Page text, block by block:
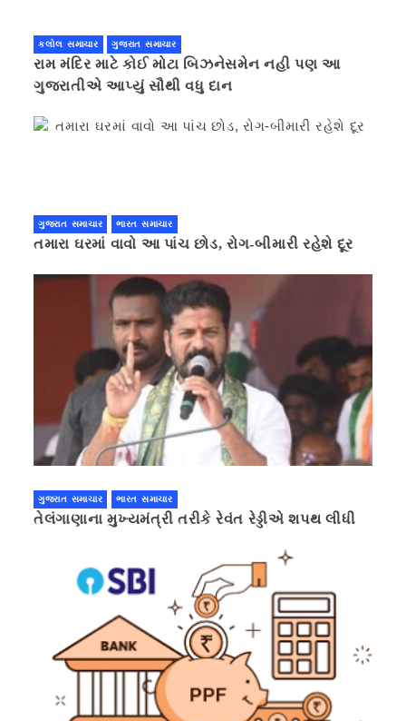
કલોલ સમાચાર ગુજરાત સમાચાર
રામ મંદિર માટે કોઈ મોટા બિઝનેસમેન નહી પણ આ
ગુજરાતીએ આપ્યું સૌથી વધુ દાન
ગુજરાત સમાચાર ભારત સમાચાર
તમારા ઘરમાં વાવો આ પાંચ છોડ, રોગ-બીમારી રહેશે દૂર
ગુજરાત સમાચાર ભારત સમાચાર
તેલંગાણાના મુખ્યમંત્રી તરીકે રેવંત રેડ્ડીએ શપથ લીધી